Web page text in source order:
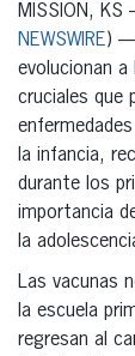
MISSION,
NEWSWIRE) —
evolucionan a
cruciales que
la infancia,
durante los
importancia
la
Las vacunas
la escuela
regresan al